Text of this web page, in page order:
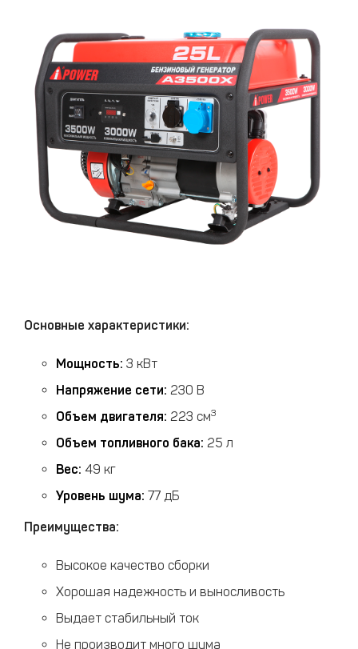
Основные характеристики:
Мощность: 3 кВт
Напряжение сети: 230 В
Объем двигателя: 223 см3
Объем топливного бака: 25 л
Вес: 49 кг
Уровень шума: 77 дБ
Преимущества:
Высокое качество сборки
Хорошая надежность и выносливость
Выдает стабильный ток
Не производит много шума